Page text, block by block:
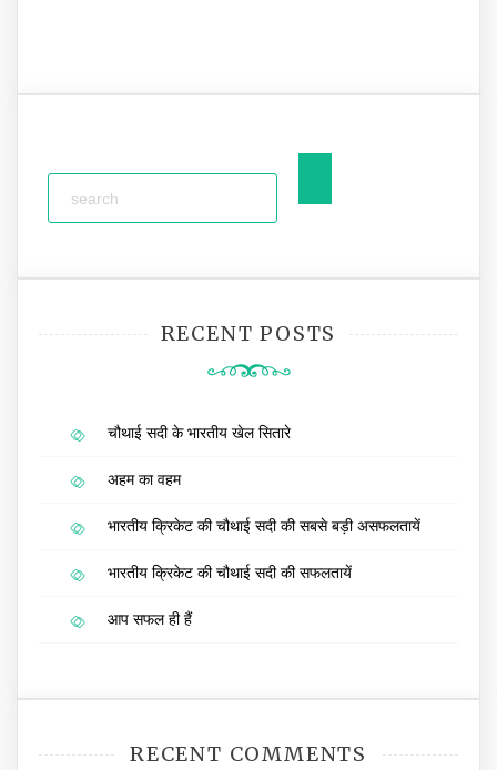
RECENT POSTS
चौथाई सदी के भारतीय खेल सितारे
अहम का वहम
भारतीय क्रिकेट की चौथाई सदी की सबसे बड़ी असफलतायें
भारतीय क्रिकेट की चौथाई सदी की सफलतायें
आप सफल ही हैं
RECENT COMMENTS